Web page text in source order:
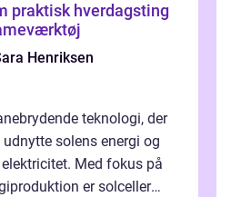
praktisk hverdagsting
Henriksen
teknologi, der
solens energi og
Med fokus på
er solceller